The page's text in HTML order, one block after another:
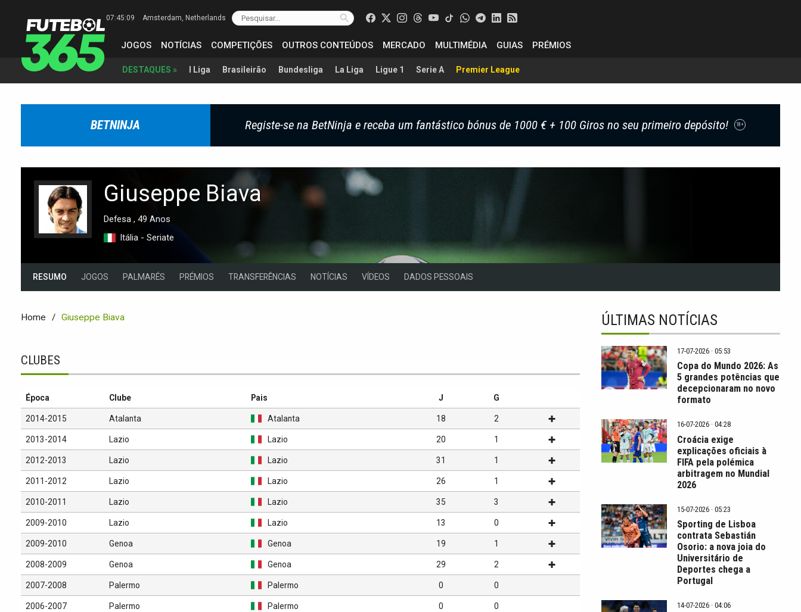
07:45:10 Amsterdam, Netherlands
JOGOS NOTÍCIAS COMPETIÇÕES OUTROS CONTEÚDOS MERCADO MULTIMÉDIA GUIAS PRÉMIOS
DESTAQUES » I Liga Brasileirão Bundesliga La Liga Ligue 1 Serie A Premier League
BETNINJA Registe-se na BetNinja e receba um fantástico bónus de 1000 € + 100 Giros no seu primeiro depósito! 18+
Giuseppe Biava
Defesa , 49 Anos
Itália - Seriate
RESUMO JOGOS PALMARÉS PRÉMIOS TRANSFERÊNCIAS NOTÍCIAS VÍDEOS DADOS PESSOAIS
Home Giuseppe Biava
CLUBES
Época Clube Pais J G
2014-2015 Atalanta Atalanta 18 2
2013-2014 Lazio Lazio 20 1
2012-2013 Lazio Lazio 31 1
2011-2012 Lazio Lazio 26 1
2010-2011 Lazio Lazio 35 3
2009-2010 Lazio Lazio 13 0
2009-2010 Genoa Genoa 19 1
2008-2009 Genoa Genoa 29 2
2007-2008 Palermo Palermo 0 0
2006-2007 Palermo Palermo 0 0
ÚLTIMAS NOTÍCIAS
17-07-2026 · 05:53
Copa do Mundo 2026: As
5 grandes potências que
decepcionaram no novo
formato
16-07-2026 · 04:28
Croácia exige
explicações oficiais à
FIFA pela polémica
arbitragem no Mundial
2026
15-07-2026 · 05:23
Sporting de Lisboa
contrata Sebastián
Osorio: a nova joia do
Universitário de
Deportes chega a
Portugal
14-07-2026 · 04:06